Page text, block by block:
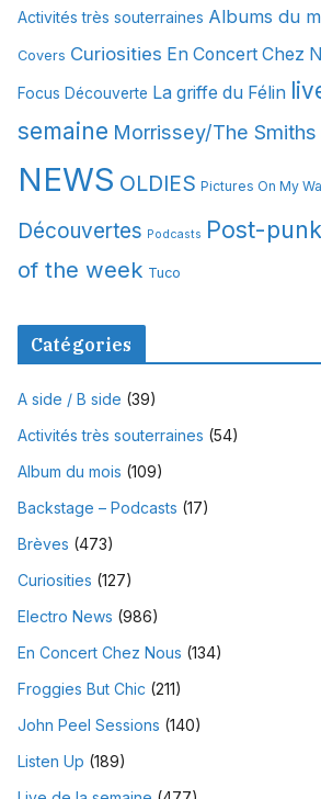
v
e
Activités très souterraines Albums du
Covers Curiosities En Concert Chez
Focus Découverte La griffe du Félin
semaine Morrissey/The Smiths
NEWS OLDIES Pictures On My
Découvertes Podcasts Post-
of the week Tuco
Catégories
A side / B side (39)
Activités très souterraines (54)
Album du mois (109)
Backstage – Podcasts (17)
Brèves (473)
Curiosities (127)
Electro News (986)
En Concert Chez Nous (134)
Froggies But Chic (211)
John Peel Sessions (140)
Listen Up (189)